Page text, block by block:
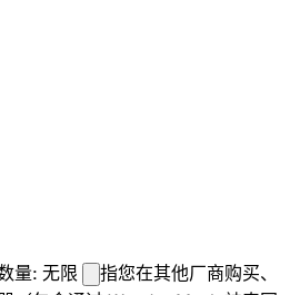
量: 无限
指您在其他厂商购买、